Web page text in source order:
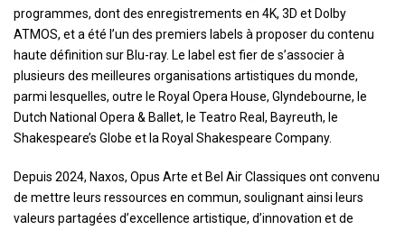
programmes, dont des enregistrements en 4K, 3D et Dolby
ATMOS, et a été l’un des premiers labels à proposer du contenu
haute définition sur Blu-ray. Le label est fier de s’associer à
plusieurs des meilleures organisations artistiques du monde,
parmi lesquelles, outre le Royal Opera House, Glyndebourne, le
Dutch National Opera & Ballet, le Teatro Real, Bayreuth, le
Shakespeare’s Globe et la Royal Shakespeare Company.
Depuis 2024, Naxos, Opus Arte et Bel Air Classiques ont convenu
de mettre leurs ressources en commun, soulignant ainsi leurs
valeurs partagées d’excellence artistique, d’innovation et de